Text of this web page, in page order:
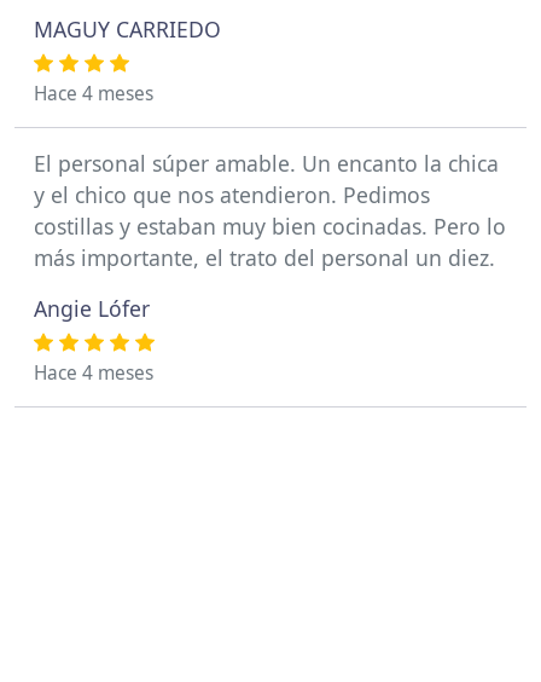
MAGUY CARRIEDO
Hace 4 meses
El personal súper amable. Un encanto la chica
y el chico que nos atendieron. Pedimos
costillas y estaban muy bien cocinadas. Pero lo
más importante, el trato del personal un diez.
Angie Lófer
Hace 4 meses